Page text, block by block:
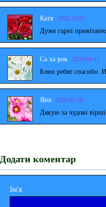
Катя 2021-12-05
Дуже гарні
Са ха рок 2020-04-12
Блин ребят спасибо.
Яна 2020-01-28
Дякую за чудові
Додати коментар
Ім'я